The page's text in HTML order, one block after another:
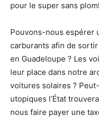
pour le super sans
Pouvons-nous espérer
carburants afin de
en Guadeloupe ? Les
leur place dans notre
voitures solaires ?
utopiques l’État
nous faire payer une